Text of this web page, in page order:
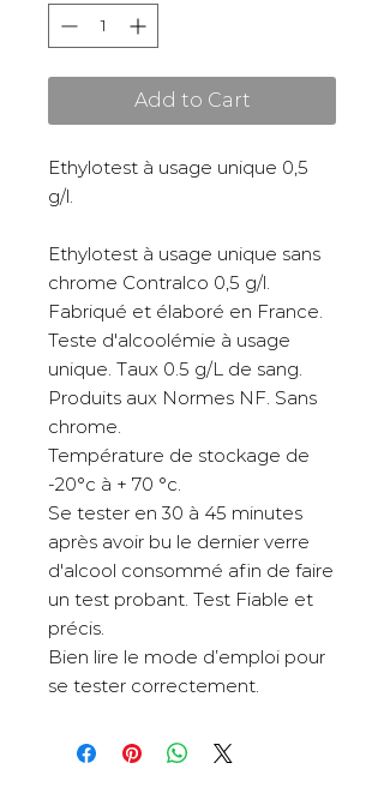
Add to Cart
Ethylotest à usage unique 0,5
g/l.
Ethylotest à usage unique sans
chrome Contralco 0,5 g/l.
Fabriqué et élaboré en France.
Teste d'alcoolémie à usage
unique. Taux 0.5 g/L de sang.
Produits aux Normes NF. Sans
chrome.
Température de stockage de
-20°c à + 70 °c.
Se tester en 30 à 45 minutes
après avoir bu le dernier verre
d'alcool consommé afin de faire
un test probant. Test Fiable et
précis.
Bien lire le mode d’emploi pour
se tester correctement.